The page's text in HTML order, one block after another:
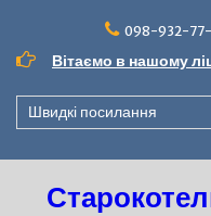
вмісту
098-932-77-
Вітаємо в нашому
Швидкі посилання